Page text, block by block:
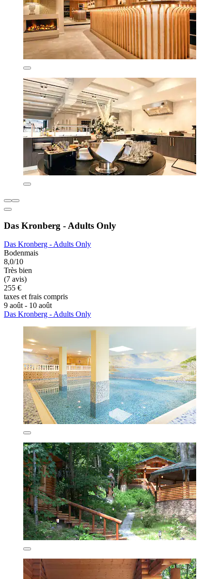
Das Kronberg - Adults Only
Das Kronberg - Adults Only
Bodenmais
8,0/10
Très bien
(7 avis)
255 €
taxes et frais compris
9 août - 10 août
Das Kronberg - Adults Only